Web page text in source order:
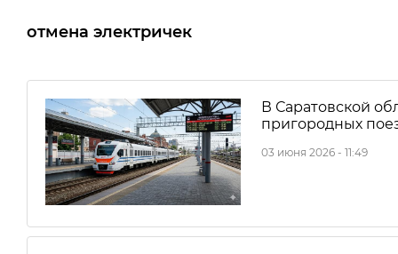
отмена электричек
В Саратовской
пригородных
03 июня 2026 - 11:49